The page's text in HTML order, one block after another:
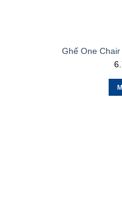
Ghế One Chair